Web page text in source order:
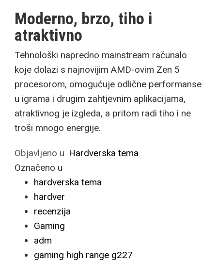
Moderno, brzo, tiho i
atraktivno
Tehnološki napredno mainstream računalo
koje dolazi s najnovijim AMD-ovim Zen 5
procesorom, omogućuje odlične performanse
u igrama i drugim zahtjevnim aplikacijama,
atraktivnog je izgleda, a pritom radi tiho i ne
troši mnogo energije.
Objavljeno u Hardverska tema
Označeno u
hardverska tema
hardver
recenzija
Gaming
adm
gaming high range g227